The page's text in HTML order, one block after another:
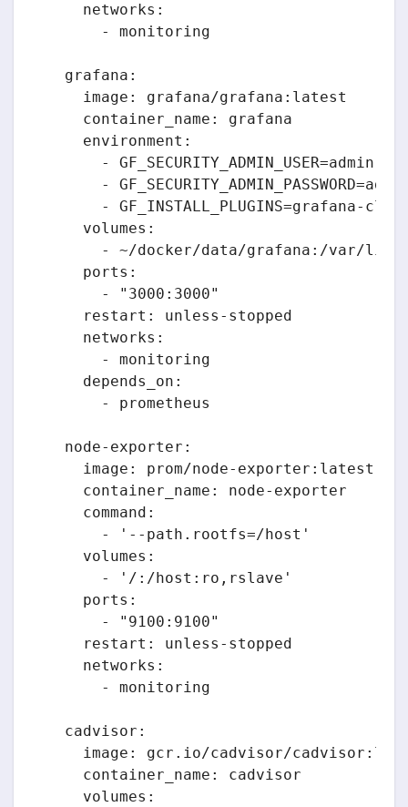
    networks:
      - monitoring
  grafana:
    image: grafana/grafana:latest
    container_name: grafana
    environment:
      - GF_SECURITY_ADMIN_USER=admin
-
- GF_INSTALL_PLUGINS=grafana-
    volumes:
- ~/docker/data/grafana:/var/lib/
    ports:
      - "3000:3000"
    restart: unless-stopped
    networks:
      - monitoring
    depends_on:
      - prometheus
  node-exporter:
    image: prom/node-exporter:latest
    container_name: node-exporter
    command:
      - '--path.rootfs=/host'
    volumes:
      - '/:/host:ro,rslave'
    ports:
      - "9100:9100"
    restart: unless-stopped
    networks:
      - monitoring
  cadvisor:
image: gcr.io/cadvisor/
    container_name: cadvisor
    volumes: